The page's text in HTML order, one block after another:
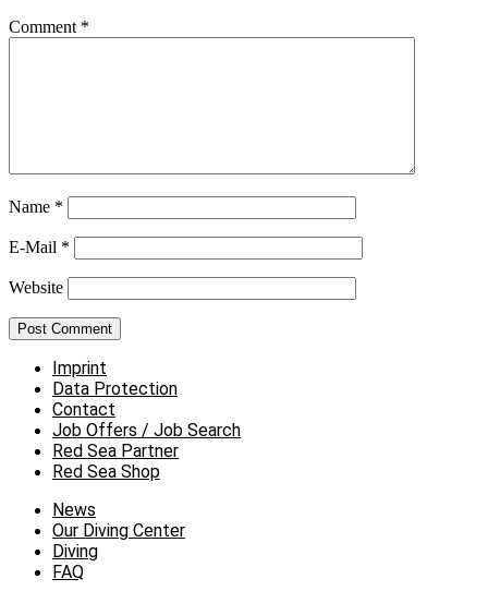
Comment *
Name *
E-Mail *
Website
Imprint
Data Protection
Contact
Job Offers / Job Search
Red Sea Partner
Red Sea Shop
News
Our Diving Center
Diving
FAQ